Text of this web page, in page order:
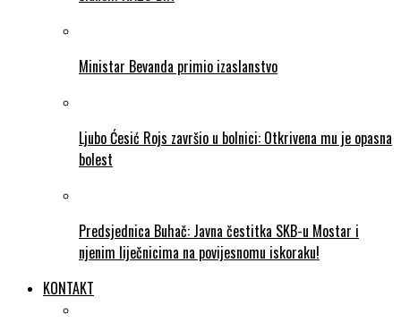
Ministar Bevanda primio izaslanstvo
Ljubo Ćesić Rojs završio u bolnici: Otkrivena mu je opasna
bolest
Predsjednica Buhač: Javna čestitka SKB-u Mostar i
njenim liječnicima na povijesnomu iskoraku!
KONTAKT